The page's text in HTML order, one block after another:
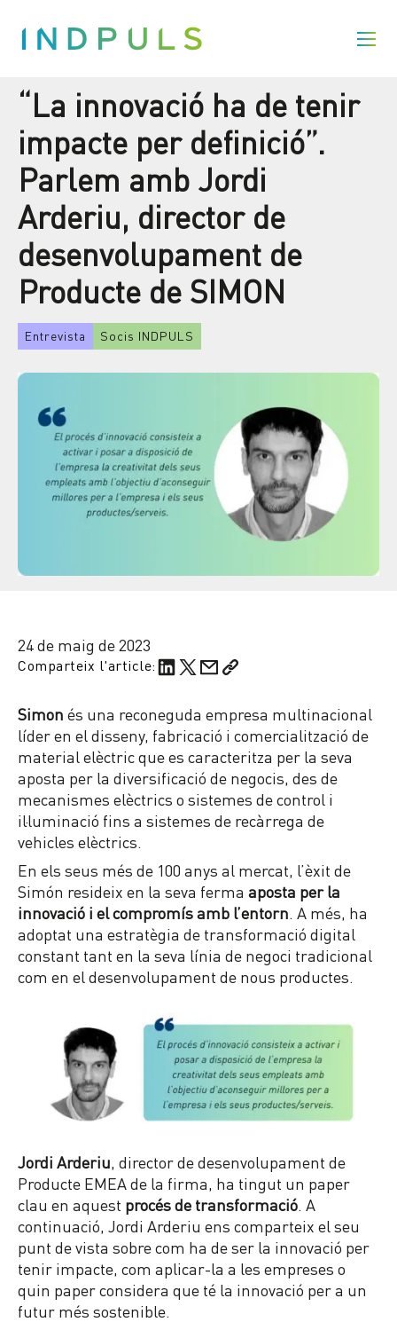
“La innovació ha de tenir
impacte per definició”.
Parlem amb Jordi
Arderiu, director de
desenvolupament de
Producte de SIMON
Entrevista Socis INDPULS
24 de maig de 2023
Comparteix l'article:
Simon és una reconeguda empresa multinacional
líder en el disseny, fabricació i comercialització de
material elèctric que es caracteritza per la seva
aposta per la diversificació de negocis, des de
mecanismes elèctrics o sistemes de control i
il·luminació fins a sistemes de recàrrega de
vehicles elèctrics.
En els seus més de 100 anys al mercat, l’èxit de
Simón resideix en la seva ferma aposta per la
innovació i el compromís amb l’entorn. A més, ha
adoptat una estratègia de transformació digital
constant tant en la seva línia de negoci tradicional
com en el desenvolupament de nous productes.
Jordi Arderiu , director de desenvolupament de
Producte EMEA de la firma, ha tingut un paper
clau en aquest procés de transformació . A
continuació, Jordi Arderiu ens comparteix el seu
punt de vista sobre com ha de ser la innovació per
tenir impacte, com aplicar-la a les empreses o
quin paper considera que té la innovació per a un
futur més sostenible.